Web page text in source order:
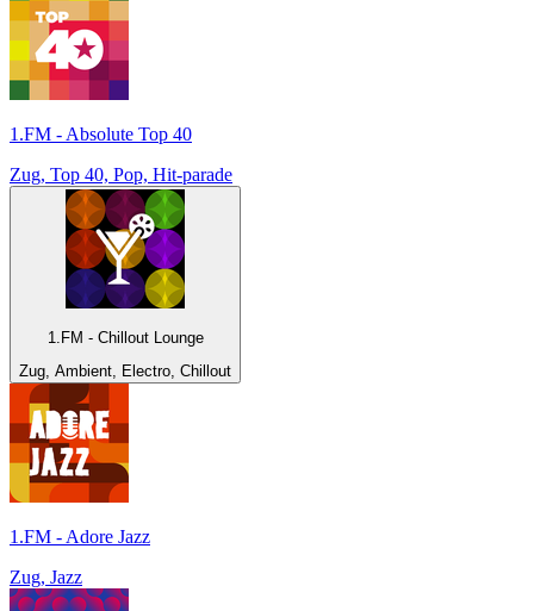
1.FM - Absolute Top 40
Zug, Top 40, Pop, Hit-parade
1.FM - Chillout Lounge
Zug, Ambient, Electro, Chillout
1.FM - Adore Jazz
Zug, Jazz